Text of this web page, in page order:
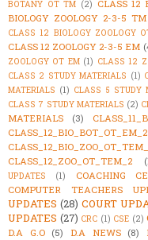
BOTANY OT TM (2) CLASS 12
BIOLOGY ZOOLOGY 2-3-5 TM
CLASS 12 BIOLOGY ZOOLOGY
CLASS 12 ZOOLOGY 2-3-5 EM
ZOOLOGY OT EM (1) CLASS 12
CLASS 2 STUDY MATERIALS (1)
MATERIALS (1) CLASS 5 STUDY
CLASS 7 STUDY MATERIALS (2)
MATERIALS
(3)
CLASS_12_BIO_BOT_OT_EM_2
CLASS_12_ZOO_OT_TEM_2
UPDATES
(1) COACHING
COMPUTER TEACHERS
UPDATES (28) COURT
UPDATES (27) CRC (1) CSE (2)
D.A G.O (5) D.A NEWS (8)